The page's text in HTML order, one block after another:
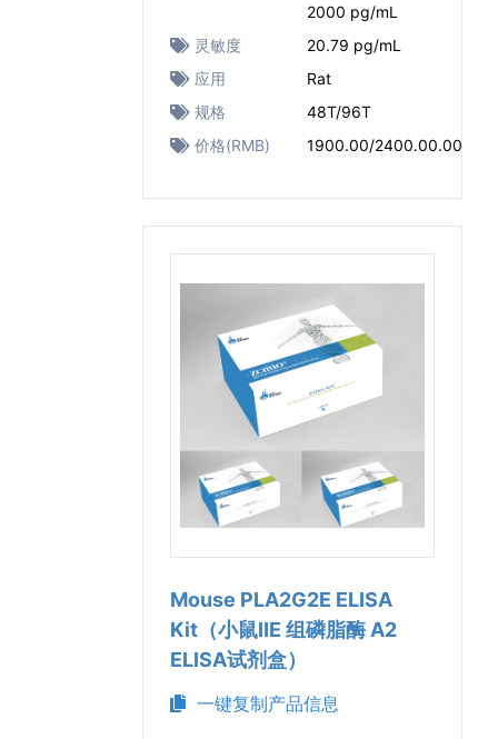
2000 pg/mL
灵敏度
20.79 pg/mL
应用
Rat
规格
48T/96T
价格(RMB)
1900.00/2400.00.00
Mouse PLA2G2E ELISA
Kit（小鼠ⅡE 组磷脂酶 A2
ELISA试剂盒）
一键复制产品信息